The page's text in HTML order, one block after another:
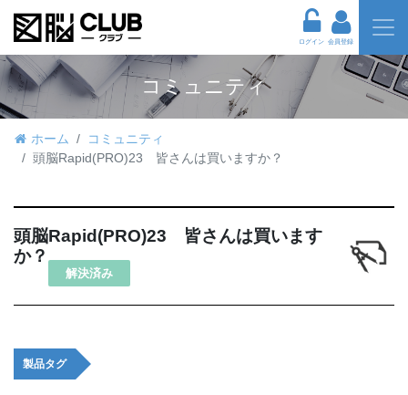
ログイン 会員登録
コミュニティ
ホーム
コミュニティ
頭脳Rapid(PRO)23 皆さんは買いますか？
頭脳Rapid(PRO)23 皆さんは買います
か？
解決済み
製品タグ